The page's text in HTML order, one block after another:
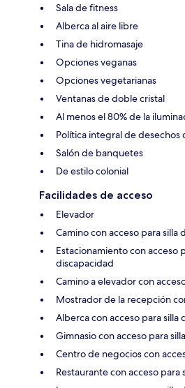
Sala de fitness
Alberca al aire libre
Tina de hidromasaje
Opciones veganas
Opciones vegetarianas
Ventanas de doble cristal
Al menos el 80% de la
Política integral de desechos
Salón de banquetes
De estilo colonial
Facilidades de acceso
Elevador
Camino con acceso para silla
Estacionamiento con acceso
discapacidad
Camino a elevador con
Mostrador de la recepción
Alberca con acceso para silla
Gimnasio con acceso para
Centro de negocios con
Restaurante con acceso para